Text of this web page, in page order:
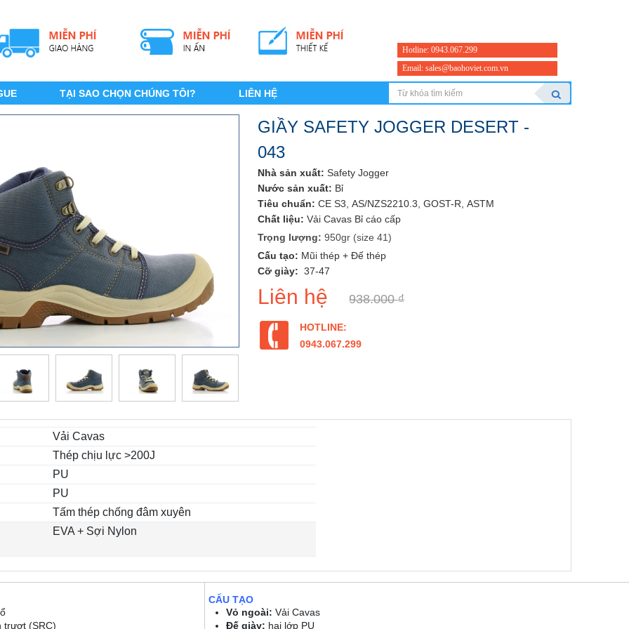
Hotline: 0943.067.299
Email: sales@baohoviet.com.vn
TẠI SAO CHỌN CHÚNG TÔI? LIÊN HỆ
GIẦY SAFETY JOGGER DESERT -
043
Nhà sản xuất: Safety Jogger
Nước sản xuất: Bỉ
Tiêu chuẩn: CE S3, AS/NZS2210.3, GOST-R, ASTM
Chất liệu: Vải Cavas Bỉ cáo cấp
Trọng lượng: 950gr (size 41)
Cấu tạo: Mũi thép + Đế thép
Cỡ giày: 37-47
Liên hệ 938.000 ₫
HOTLINE:
0943.067.299
Vải Cavas
Thép chịu lực >200J
PU
PU
Tấm thép chống đâm xuyên
EVA + Sợi Nylon
trượt (SRC)
CẤU TẠO
Vỏ ngoài: Vải Cavas
Đế giày: hai lớp PU